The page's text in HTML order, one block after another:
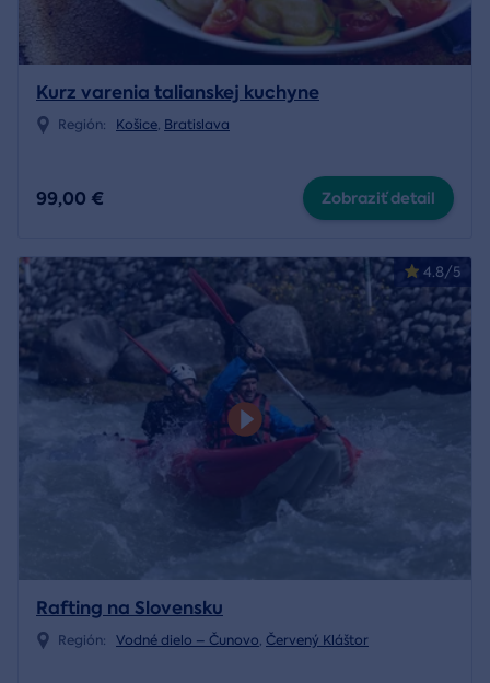
Kurz varenia talianskej kuchyne
Región: Košice, Bratislava
99,00 € Zobraziť detail
4.8/5
Rafting na Slovensku
Región: Vodné dielo – Čunovo, Červený Kláštor